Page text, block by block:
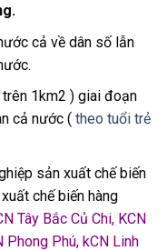
cả về dân số lẫn
1km2 ) giai đoạn
cả nước ( theo tuổi trẻ
sản xuất chế biến
chế biến hàng
Tây Bắc Củ Chi, KCN
Phong Phú, kCN Linh